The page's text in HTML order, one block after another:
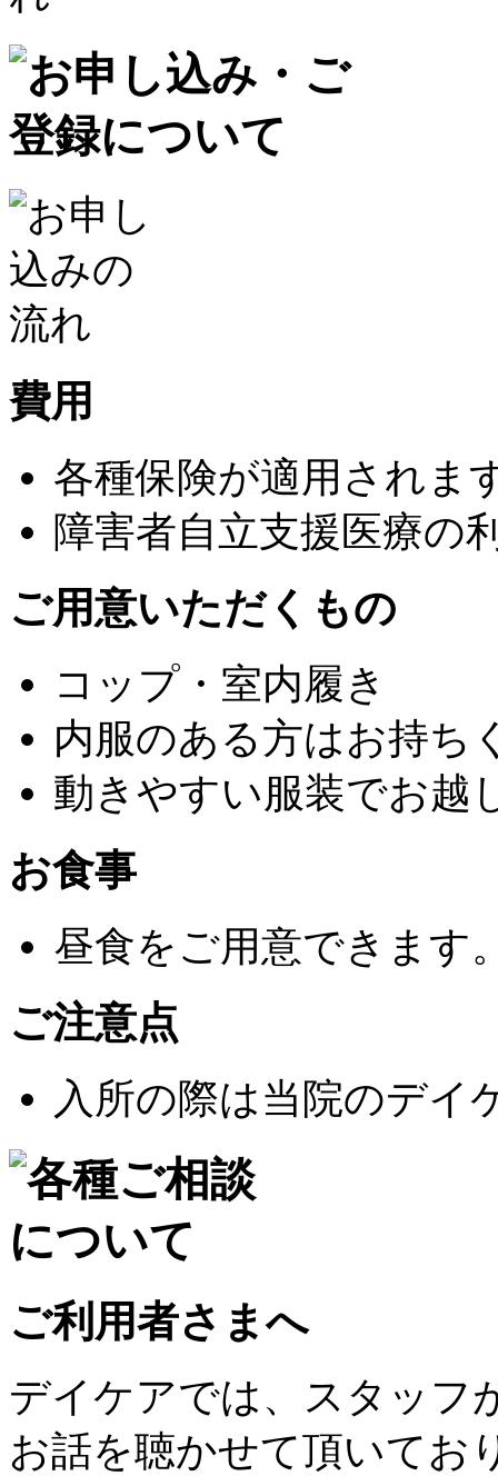
費用
各種保険が適用されま
障害者自立支援医療の
ご用意いただくもの
コップ・室内履き
内服のある方はお持ち
動きやすい服装でお越
お食事
昼食をご用意できます
ご注意点
入所の際は当院のデイ
ご利用者さまへ
デイケアでは、スタッフ
お話を聴かせて頂いてお